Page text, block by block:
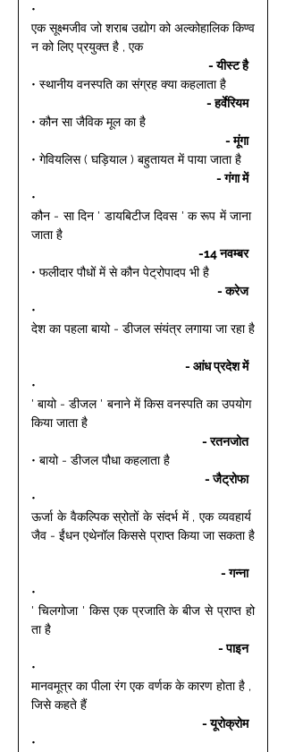
•
एक सूक्ष्मजीव जो शराब उद्योग को अल्कोहालिक किण्व
न को लिए प्रयुक्त है , एक
- यीस्ट है
• स्थानीय वनस्पति का संग्रह क्या कहलाता है
- हर्वेरियम
• कौन सा जैविक मूल का है
- मूंगा
• गेवियलिस ( घड़ियाल ) बहुतायत में पाया जाता है
- गंगा में
•
कौन - सा दिन ' डायबिटीज दिवस ' क रूप में जाना
जाता है
-14 नवम्बर
• फलीदार पौधों में से कौन पेट्रोपादप भी है
- करेज
•
देश का पहला बायो - डीजल संयंत्र लगाया जा रहा है
- आंध प्रदेश में
•
' बायो - डीजल ' बनाने में किस वनस्पति का उपयोग
किया जाता है
- रतनजोत
• बायो - डीजल पौधा कहलाता है
- जैट्रोफा
•
ऊर्जा के वैकल्पिक स्रोतों के संदर्भ में , एक व्यवहार्य
जैव - ईंधन एथेनॉल किससे प्राप्त किया जा सकता है
- गन्ना
•
' चिलगोजा ' किस एक प्रजाति के बीज से प्राप्त हो
ता है
- पाइन
•
मानवमूत्र का पीला रंग एक वर्णक के कारण होता है ,
जिसे कहते हैं
- यूरोक्रोम
•